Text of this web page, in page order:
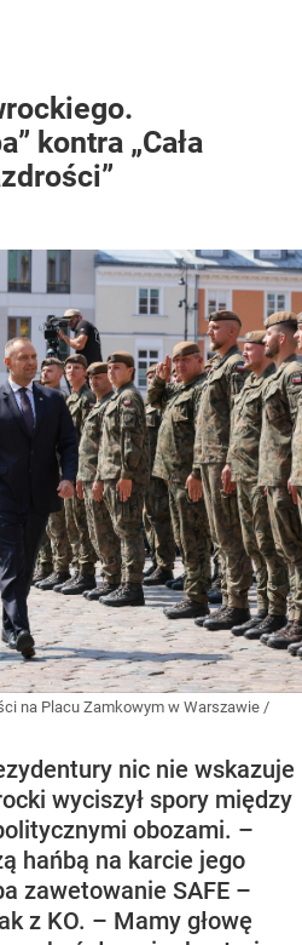
kontra „Cała
na Placu Zamkowym w Warszawie /
nic nie wskazuje
wyciszył spory między
obozami. –
hańbą na karcie jego
zawetowanie SAFE –
z KO. – Mamy głowę